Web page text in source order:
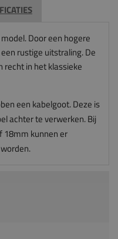
Door een hogere
rustige uitstraling. De
in het klassieke
een kabelgoot. Deze is
achter te verwerken. Bij
18mm kunnen er